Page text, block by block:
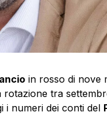
in rosso di nove
tra
i numeri dei conti del